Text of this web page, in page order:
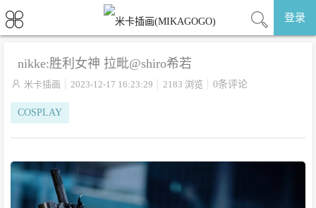
登录
nikke:胜利女神 拉毗@shiro希若
 米卡插画 2023-12-17 16:23:29 2183 浏览 0条评论
COSPLAY